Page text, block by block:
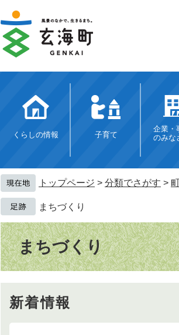
くらしの情報 子育て
企業・
のみな
トップページ > 分類でさがす >
まちづくり
本
文
まちづくり
新着情報